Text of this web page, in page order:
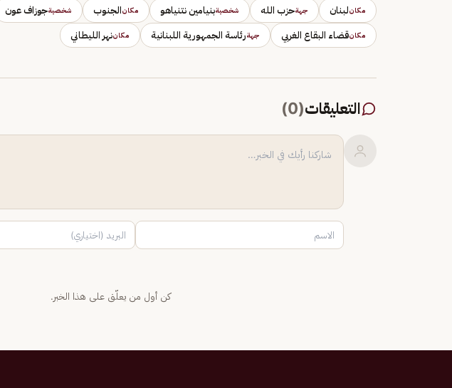
مكانلبنان جهةحزب الله شخصيةبنيامين نتنياهو مكانالجنوب شخصيةجوزاف عون
مكانقضاء البقاع الغربي جهةرئاسة الجمهورية اللبنانية مكاننهر الليطاني
التعليقات(
0
)
كن أول من يعلّق على هذا الخبر.